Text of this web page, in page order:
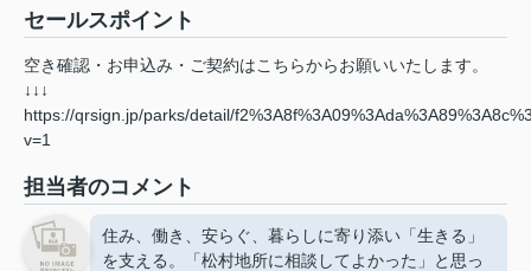
セールスポイント
空き確認・お申込み・ご契約はこちらからお願いいたします。
↓↓↓
https://qrsign.jp/parks/detail/
v=1
担当者のコメント
住み、働き、安らぐ、暮らしに寄り添い「生きる」
を支える。「松村地所に相談してよかった」と思っ